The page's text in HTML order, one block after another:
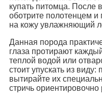
купать питомца. После
оботрите полотенцем и
на кожу увлажняющий
Данная порода
глаза протирают
теплой водой или
стоит упускать из виду:
вытирайте их
стричь ориентировочно